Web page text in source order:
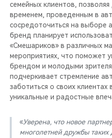
семейных клиентов,
временем, проведенным в
сосредоточиться на выборе
бренд планирует
«Смешариков» в различных
мероприятиях, что поможет
брендом и молодыми
подчеркивает стремление
заботиться о своих клиентах
уникальные и радостные
«Уверена, что новое
многолетней дружбы таких